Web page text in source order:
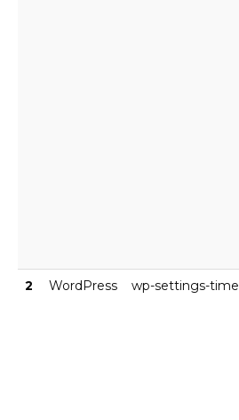
2 WordPress wp-settings-time